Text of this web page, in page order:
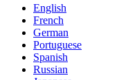
English
French
German
Portuguese
Spanish
Russian